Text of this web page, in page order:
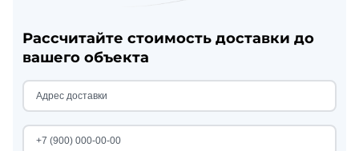
Рассчитайте стоимость доставки до
вашего объекта